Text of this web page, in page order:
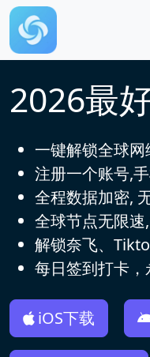
跳转到主要内容
2026最
一键解锁全球
注册一个账号,
全程数据加密,
全球节点无限
解锁奈飞、
每日签到打卡
iOS下载